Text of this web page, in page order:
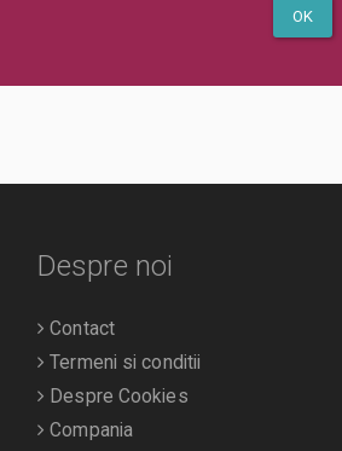
OK
Despre noi
Contact
Termeni si conditii
Despre Cookies
Compania